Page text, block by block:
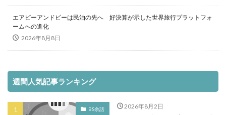
エアビーアンドビーは民泊の先へ 好決算が示した世界旅行プラットフォ
ームへの進化
2026年8月8日
週間人気記事ランキング
BS余話 2026年8月2日